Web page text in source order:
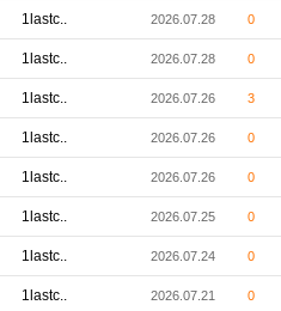
1lastc.. 2026.07.28 0
1lastc.. 2026.07.28 0
1lastc.. 2026.07.26 3
1lastc.. 2026.07.26 0
1lastc.. 2026.07.26 0
1lastc.. 2026.07.25 0
1lastc.. 2026.07.24 0
1lastc.. 2026.07.21 0